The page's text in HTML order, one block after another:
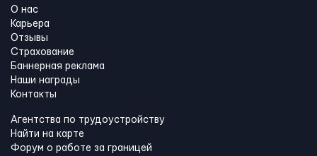
О нас
Карьера
Отзывы
Страхование
Баннерная реклама
Наши награды
Контакты
Агентства по трудоустройству
Найти на карте
Форум о работе за границей